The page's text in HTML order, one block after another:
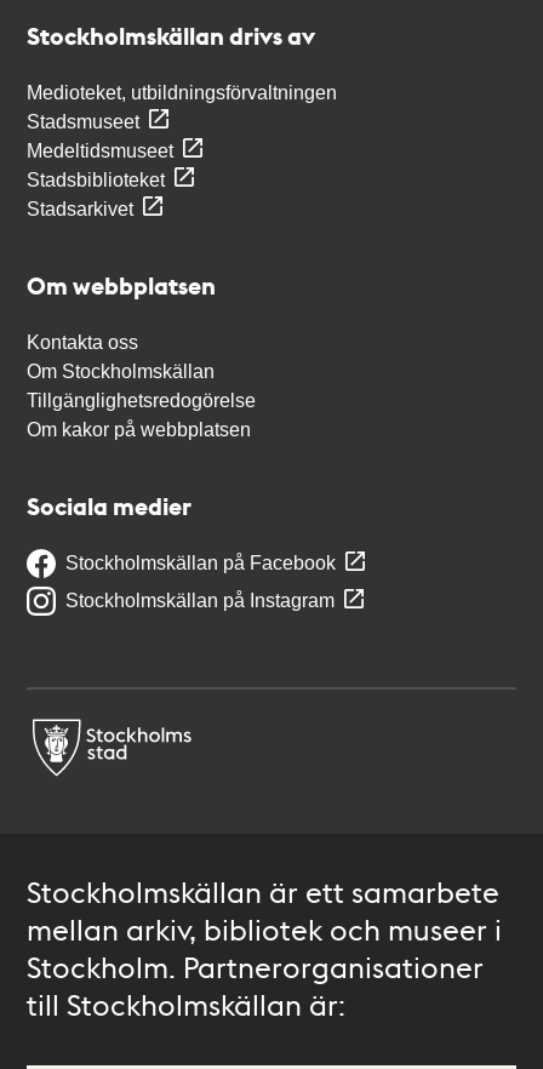
Stockholmskällan drivs av
Medioteket, utbildningsförvaltningen
Stadsmuseet
Medeltidsmuseet
Stadsbiblioteket
Stadsarkivet
Om webbplatsen
Kontakta oss
Om Stockholmskällan
Tillgänglighetsredogörelse
Om kakor på webbplatsen
Sociala medier
Stockholmskällan på Facebook
Stockholmskällan på Instagram
Stockholmskällan är ett samarbete
mellan arkiv, bibliotek och museer i
Stockholm. Partnerorganisationer
till Stockholmskällan är: